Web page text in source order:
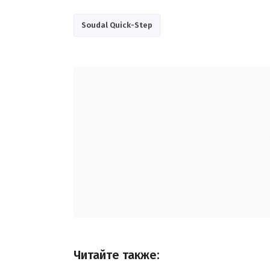
Soudal Quick-Step
Читайте также: